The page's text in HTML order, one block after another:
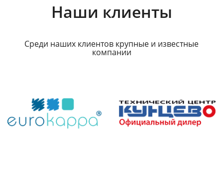
Наши клиенты
Среди наших клиентов крупные и известные
компании